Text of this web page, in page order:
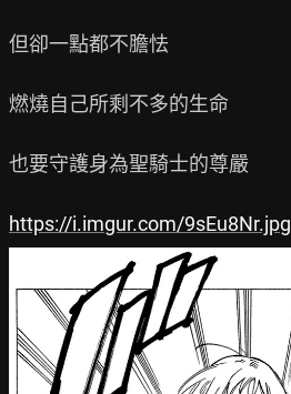
但卻一點都不膽怯
燃燒自己所剩不多的生命
也要守護身為聖騎士的尊嚴
https://i.imgur.com/9sEu8Nr.jpg